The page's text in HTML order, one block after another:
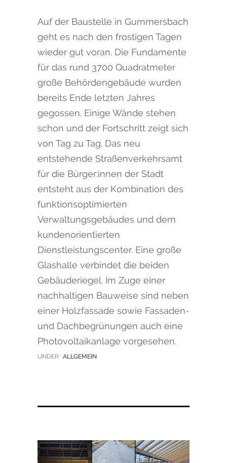
Auf der Baustelle in Gummersbach
geht es nach den frostigen Tagen
wieder gut voran. Die Fundamente
für das rund 3700 Quadratmeter
große Behördengebäude wurden
bereits Ende letzten Jahres
gegossen. Einige Wände stehen
schon und der Fortschritt zeigt sich
von Tag zu Tag. Das neu
entstehende Straßenverkehrsamt
für die Bürger:innen der Stadt
entsteht aus der Kombination des
funktionsoptimierten
Verwaltungsgebäudes und dem
kundenorientierten
Dienstleistungscenter. Eine große
Glashalle verbindet die beiden
Gebäuderiegel. Im Zuge einer
nachhaltigen Bauweise sind neben
einer Holzfassade sowie Fassaden-
und Dachbegrünungen auch eine
Photovoltaikanlage vorgesehen.
UNDER : ALLGEMEIN